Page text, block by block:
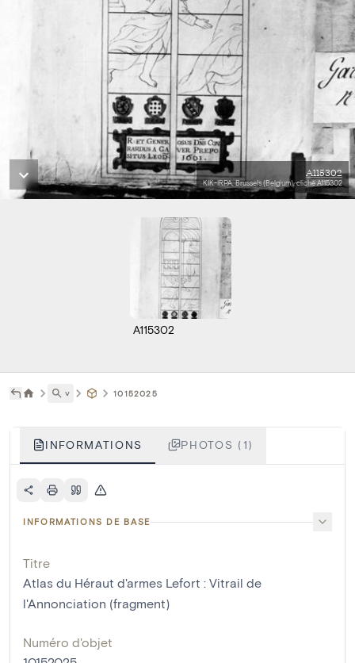
A115302
KIK-IRPA, Brussels (Belgium), cliché A115302
A115302
˅ 10152025
INFORMATIONS PHOTOS (1)
INFORMATIONS DE BASE
Titre
Atlas du Héraut d'armes Lefort : Vitrail de
l'Annonciation (fragment)
Numéro d'objet